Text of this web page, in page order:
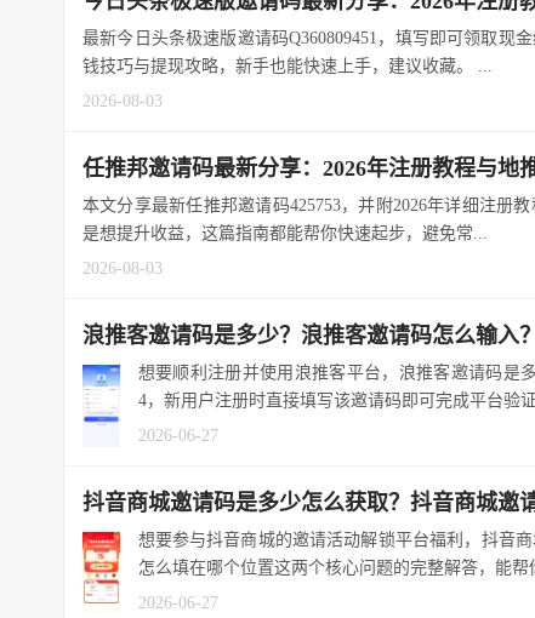
最新今日头条极速版邀请码Q360809451，填写即可领取现
钱技巧与提现攻略，新手也能快速上手，建议收藏。 ...
2026-08-03
任推邦邀请码最新分享：2026年注册教程与地
本文分享最新任推邦邀请码425753，并附2026年详细注册
是想提升收益，这篇指南都能帮你快速起步，避免常...
2026-08-03
浪推客邀请码是多少？浪推客邀请码怎么输入？
想要顺利注册并使用浪推客平台，浪推客邀请码是
4，新用户注册时直接填写该邀请码即可完成平台验
2026-06-27
抖音商城邀请码是多少怎么获取？抖音商城邀
想要参与抖音商城的邀请活动解锁平台福利，抖音
怎么填在哪个位置这两个核心问题的完整解答，能帮
2026-06-27